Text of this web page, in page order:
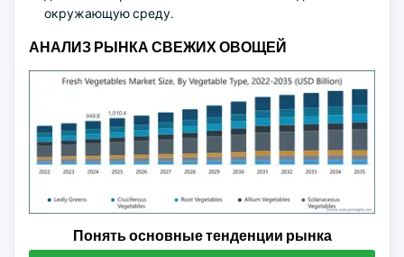
окружающую среду.
АНАЛИЗ РЫНКА СВЕЖИХ ОВОЩЕЙ
Понять основные тенденции рынка